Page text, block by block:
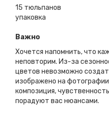
15 тюльпанов
упаковка
Важно
Хочется напомнить, что
неповторим. Из-за
цветов невозможно
изображено на
композиция,
порадуют вас нюансами.